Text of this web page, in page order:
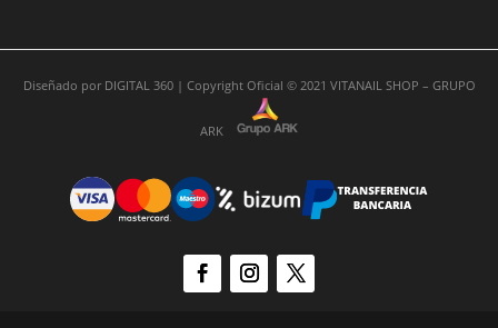
Diseñado por DIGITAL 360 | Copyright Oficial © 2021 VITANAIL SHOP – GRUPO
ARK